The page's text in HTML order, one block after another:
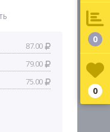
87.00
79.00
75.00
0
0